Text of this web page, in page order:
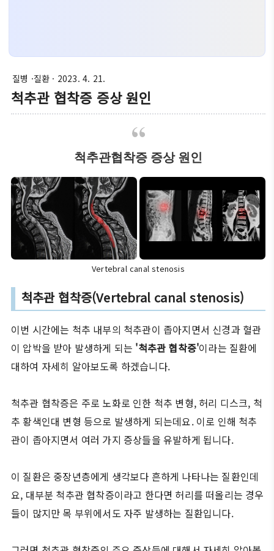
질병 ·질환 · 2023. 4. 21.
척추관 협착증 증상 원인
척추관협착증 증상 원인
Vertebral canal stenosis
척추관 협착증(Vertebral canal stenosis)
이번 시간에는 척추 내부의 척추관이 좁아지면서 신경과 혈관
이 압박을 받아 발생하게 되는 '척추관 협착증'이라는 질환에
대하여 자세히 알아보도록 하겠습니다.
척추관 협착증은 주로 노화로 인한 척추 변형, 허리 디스크, 척
추 황색인대 변형 등으로 발생하게 되는데요. 이로 인해 척추
관이 좁아지면서 여러 가지 증상들을 유발하게 됩니다.
이 질환은 중장년층에게 생각보다 흔하게 나타나는 질환인데
요, 대부분 척추관 협착증이라고 한다면 허리를 떠올리는 경우
들이 많지만 목 부위에서도 자주 발생하는 질환입니다.